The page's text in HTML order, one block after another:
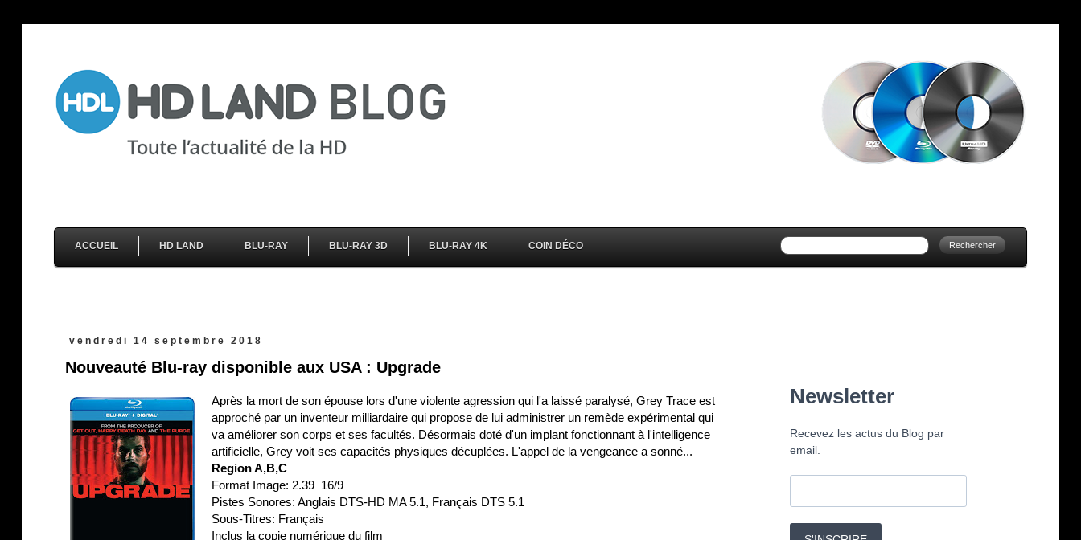
ACCUEIL HD LAND BLU-RAY BLU-RAY 3D BLU-RAY 4K COIN DÉCO
vendredi 14 septembre 2018
Nouveauté Blu-ray disponible aux USA : Upgrade
Après la mort de son épouse lors d'une violente agression qui l'a laissé paralysé, Grey Trace est
approché par un inventeur milliardaire qui propose de lui administrer un remède expérimental qui
va améliorer son corps et ses facultés. Désormais doté d'un implant fonctionnant à l'intelligence
artificielle, Grey voit ses capacités physiques décuplées. L'appel de la vengeance a sonné...
Region A,B,C
Format Image: 2.39 16/9
Pistes Sonores: Anglais DTS-HD MA 5.1, Français DTS 5.1
Sous-Titres: Français
Inclus la copie numérique du film
Newsletter
Recevez les actus du Blog par
email.